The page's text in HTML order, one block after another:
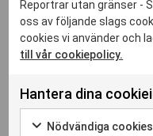
pressfrihetsindex som
länder i världen.
Reportrar utan gränser -
oss av följande slags
cookies vi använder och
till vår cookiepolicy.
Hantera dina
Nödvändiga cookies